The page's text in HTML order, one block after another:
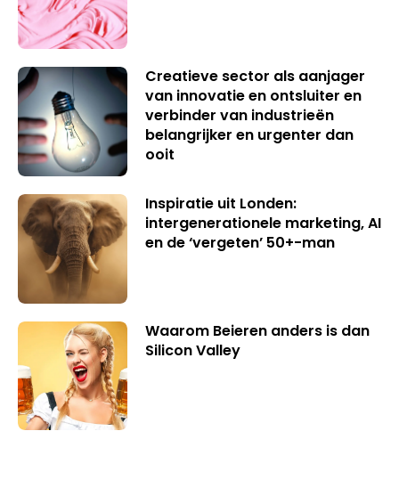
Creatieve sector als aanjager
van innovatie en ontsluiter en
verbinder van industrieën
belangrijker en urgenter dan
ooit
Inspiratie uit Londen:
intergenerationele marketing, AI
en de ‘vergeten’ 50+-man
Waarom Beieren anders is dan
Silicon Valley